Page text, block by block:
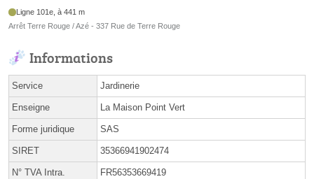
Ligne 101e, à 441 m
Arrêt Terre Rouge / Azé - 337 Rue de Terre Rouge
Informations
Service Jardinerie
Enseigne La Maison Point Vert
Forme juridique SAS
SIRET 35366941902474
N° TVA Intra. FR56353669419